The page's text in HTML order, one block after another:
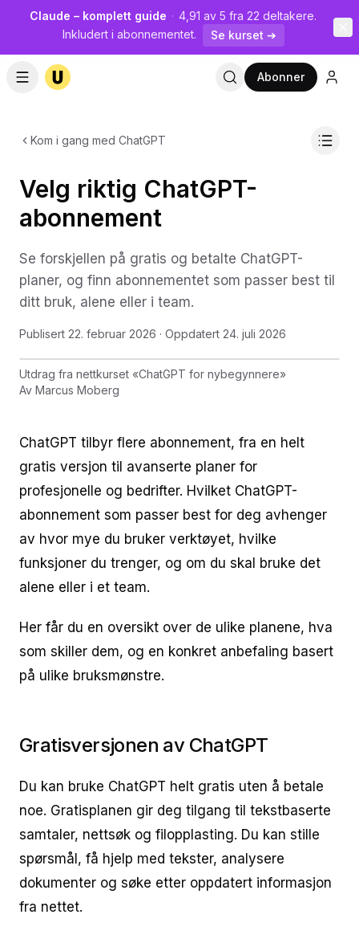
Claude – komplett guide · 4,91 av 5 fra 22 deltakere.
Inkludert i abonnementet.
Se kurset ➔
Abonner
Kom i gang med ChatGPT
Velg riktig ChatGPT-
abonnement
Se forskjellen på gratis og betalte ChatGPT-
planer, og finn abonnementet som passer best til
ditt bruk, alene eller i team.
Publisert 22. februar 2026 · Oppdatert 24. juli 2026
Utdrag fra nettkurset «ChatGPT for nybegynnere»
Av Marcus Moberg
ChatGPT tilbyr flere abonnement, fra en helt
gratis versjon til avanserte planer for
profesjonelle og bedrifter. Hvilket ChatGPT-
abonnement som passer best for deg avhenger
av hvor mye du bruker verktøyet, hvilke
funksjoner du trenger, og om du skal bruke det
alene eller i et team.
Her får du en oversikt over de ulike planene, hva
som skiller dem, og en konkret anbefaling basert
på ulike bruksmønstre.
Gratisversjonen av ChatGPT
Du kan bruke ChatGPT helt gratis uten å betale
noe. Gratisplanen gir deg tilgang til tekstbaserte
samtaler, nettsøk og filopplasting. Du kan stille
spørsmål, få hjelp med tekster, analysere
dokumenter og søke etter oppdatert informasjon
fra nettet.